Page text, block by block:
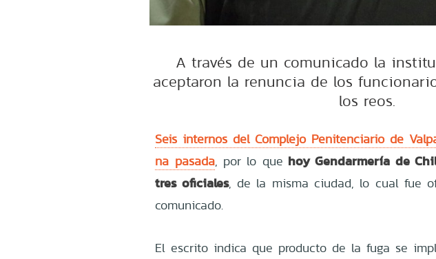
A través de un comunicado la
aceptaron la renuncia de los
los reos.
Seis internos del Complejo Penitenciario de
na pasada, por lo que hoy Gendarmería de
tres oficiales, de la misma ciudad, lo cual fue
comunicado.
El escrito indica que producto de la fuga se